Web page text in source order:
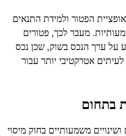
הפטור ולמידת התנאים
מעבר לכך, פטורים
על ערך הנכס בשוק, שכן נכס
אטרקטיבי יותר עבור
בתחום
משמעותיים בחוק מיסוי